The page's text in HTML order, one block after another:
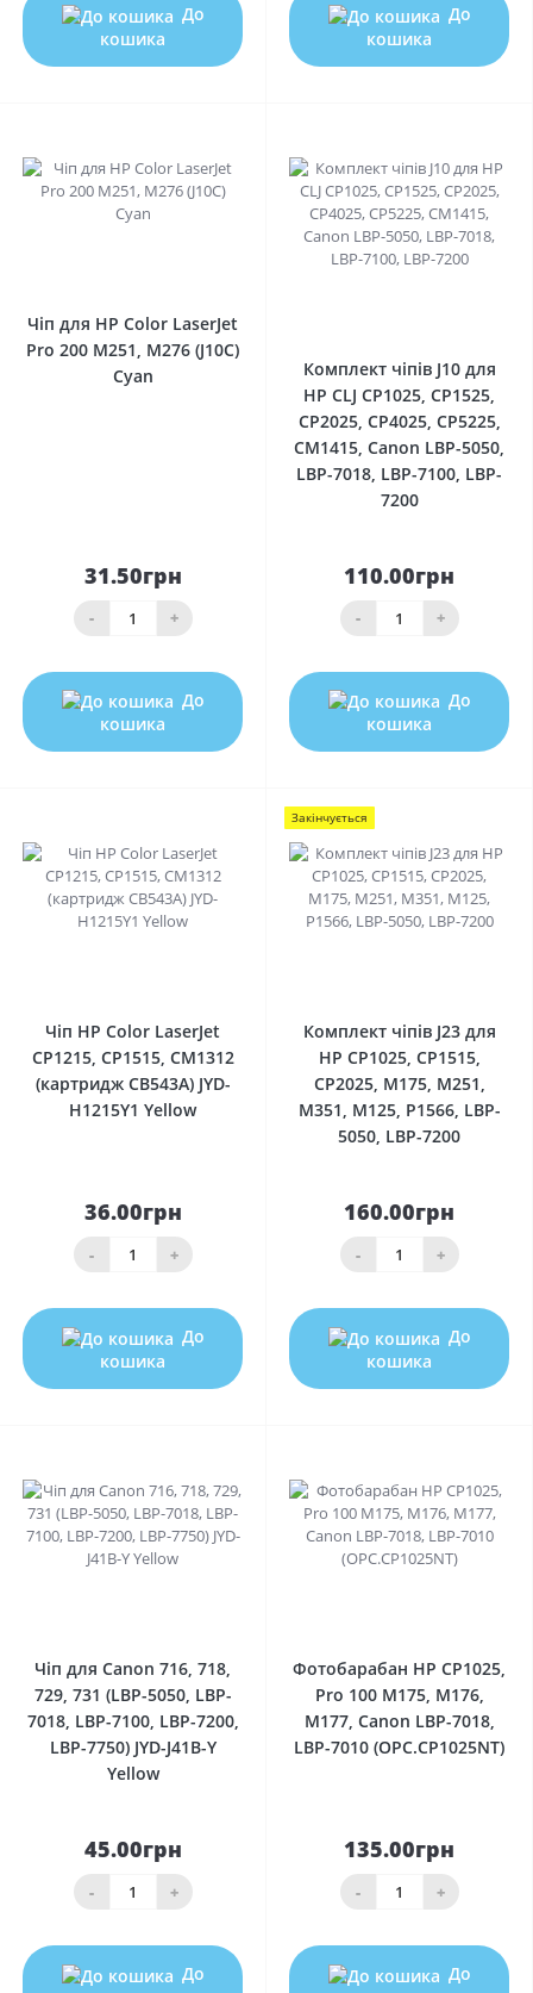
До
кошика
До
кошика
Чіп для HP Color LaserJet
Pro 200 M251, M276 (J10C)
Cyan
31.50грн
- +
До
кошика
Комплект чіпів J10 для
HP CLJ CP1025, CP1525,
CP2025, CP4025, CP5225,
CM1415, Canon LBP-5050,
LBP-7018, LBP-7100, LBP-
7200
110.00грн
- +
До
кошика
Чіп HP Color LaserJet
CP1215, CP1515, CM1312
(картридж CB543A) JYD-
H1215Y1 Yellow
36.00грн
- +
До
кошика
Закінчується
Комплект чіпів J23 для
HP CP1025, CP1515,
CP2025, M175, M251,
M351, M125, P1566, LBP-
5050, LBP-7200
160.00грн
- +
До
кошика
Чіп для Canon 716, 718,
729, 731 (LBP-5050, LBP-
7018, LBP-7100, LBP-7200,
LBP-7750) JYD-J41B-Y
Yellow
45.00грн
- +
До
Фотобарабан HP CP1025,
Pro 100 M175, M176,
M177, Canon LBP-7018,
LBP-7010 (OPC.CP1025NT)
135.00грн
- +
До